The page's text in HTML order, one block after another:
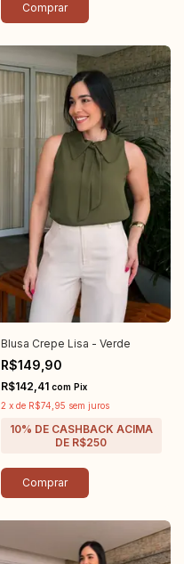
Comprar
Blusa Crepe Lisa - Verde
R$149,90
R$142,41 com Pix
2 x de R$74,95 sem juros
Comprar